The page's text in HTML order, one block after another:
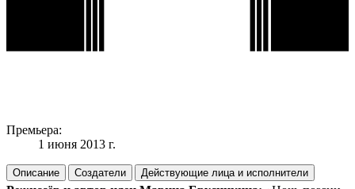
Премьера:
1 июня 2013 г.
Описание Создатели Действующие лица и исполнители